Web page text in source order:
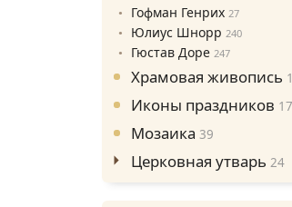
Гофман Генрих 27
Юлиус Шнорр 240
Гюстав Доре 247
Храмовая живопись
Иконы праздников 17
Мозаика 39
Церковная утварь 24